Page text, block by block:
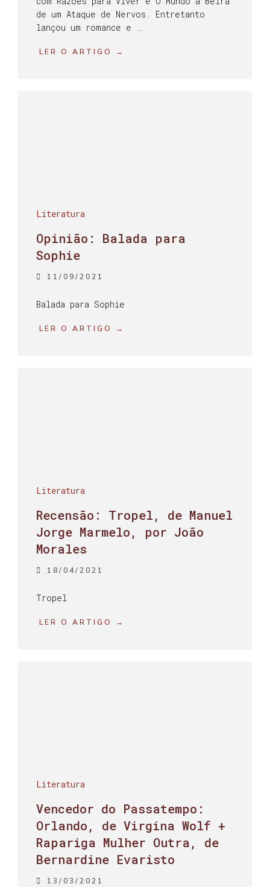
de um Ataque de Nervos. Entretanto
lançou um romance e …
LER O ARTIGO →
Literatura
Opinião: Balada para
Sophie
11/09/2021
Balada para Sophie
LER O ARTIGO →
Literatura
Recensão: Tropel, de Manuel
Jorge Marmelo, por João
Morales
18/04/2021
Tropel
LER O ARTIGO →
Literatura
Vencedor do Passatempo:
Orlando, de Virgina Wolf +
Rapariga Mulher Outra, de
Bernardine Evaristo
13/03/2021